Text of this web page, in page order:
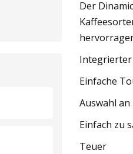
Amazon sehr
Der
Integrierter
Einfache
Auswahl
Einfach zu
Teuer